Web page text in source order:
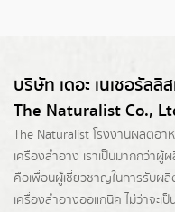
บริษัท เดอะ เนเชอรัลลิ
The Naturalist Co.,
The Naturalist โรงงานผลิตอา
เครื่องสำอาง เราเป็นมากกว่าผู้ผ
คือเพื่อนผู้เชี่ยวชาญในการรับผ
เครื่องสำอางออแกนิค ไม่ว่าจ